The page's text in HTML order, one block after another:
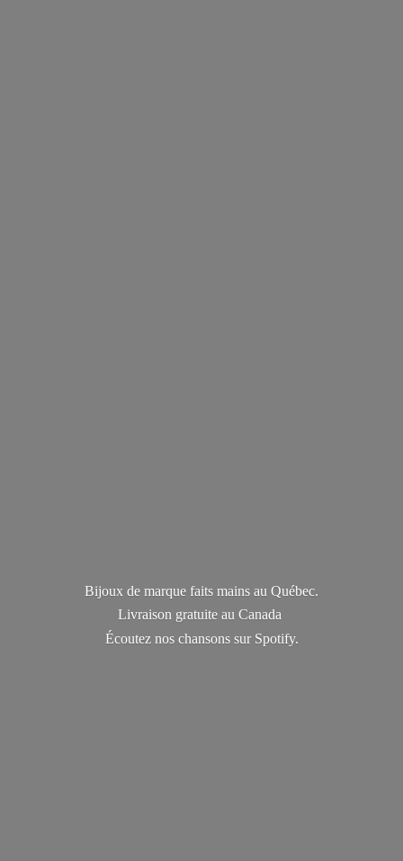
Bijoux de marque faits mains au Québec.
Livraison gratuite au Canada
Écoutez nos chansons sur Spotify.